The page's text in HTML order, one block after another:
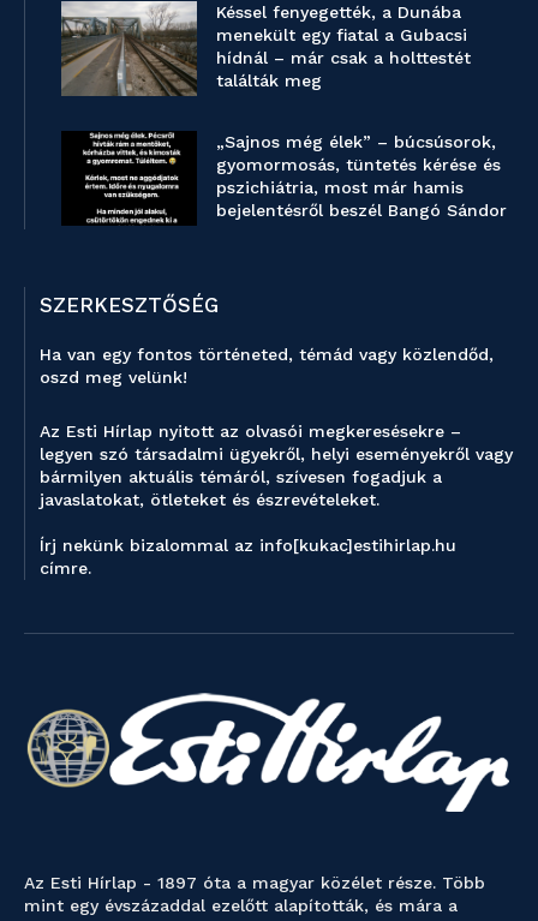
Késsel fenyegették, a Dunába
menekült egy fiatal a Gubacsi
hídnál – már csak a holttestét
találták meg
„Sajnos még élek” – búcsúsorok,
gyomormosás, tüntetés kérése és
pszichiátria, most már hamis
bejelentésről beszél Bangó Sándor
SZERKESZTŐSÉG
Ha van egy fontos történeted, témád vagy közlendőd,
oszd meg velünk!
Az Esti Hírlap nyitott az olvasói megkeresésekre –
legyen szó társadalmi ügyekről, helyi eseményekről vagy
bármilyen aktuális témáról, szívesen fogadjuk a
javaslatokat, ötleteket és észrevételeket.
Írj nekünk bizalommal az info[kukac]estihirlap.hu
címre.
Az Esti Hírlap - 1897 óta a magyar közélet része. Több
mint egy évszázaddal ezelőtt alapították, és mára a